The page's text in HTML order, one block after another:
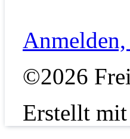
©2026
Erstellt mit